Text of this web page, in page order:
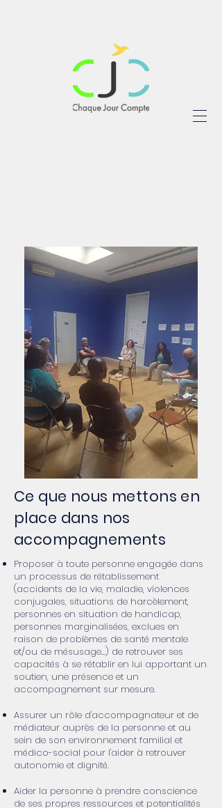
Ce que nous mettons en
place dans nos
accompagnements
Proposer à toute personne engagée dans
un processus de rétablissement
(accidents de la vie, maladie, violences
conjugales, situations de harcèlement,
personnes en situation de handicap,
personnes marginalisées, exclues en
raison de problèmes de santé mentale
et/ou de mésusage...) de retrouver ses
capacités à se rétablir en lui apportant un
soutien, une présence et un
accompagnement sur mesure.
Assurer un rôle d'accompagnateur et de
médiateur auprès de la personne et au
sein de son environnement familial et
médico-social pour l'aider à retrouver
autonomie et dignité.
Aider la personne à prendre conscience
de ses propres ressources et potentialités